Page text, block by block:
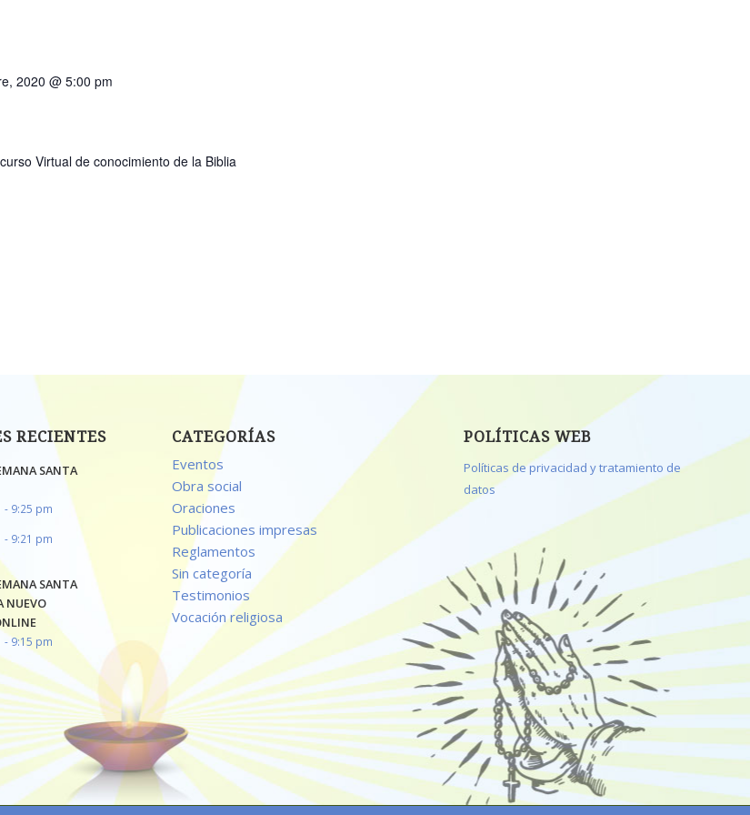
2020 @ 5:00 pm
Virtual de conocimiento de la Biblia
RECIENTES
SANTA
- 9:25 pm
- 9:21 pm
SANTA
NUEVO
- 9:15 pm
CATEGORÍAS
Eventos
Obra social
Oraciones
Publicaciones impresas
Reglamentos
Sin categoría
Testimonios
Vocación religiosa
POLÍTICAS WEB
Políticas de privacidad y tratamiento de
datos